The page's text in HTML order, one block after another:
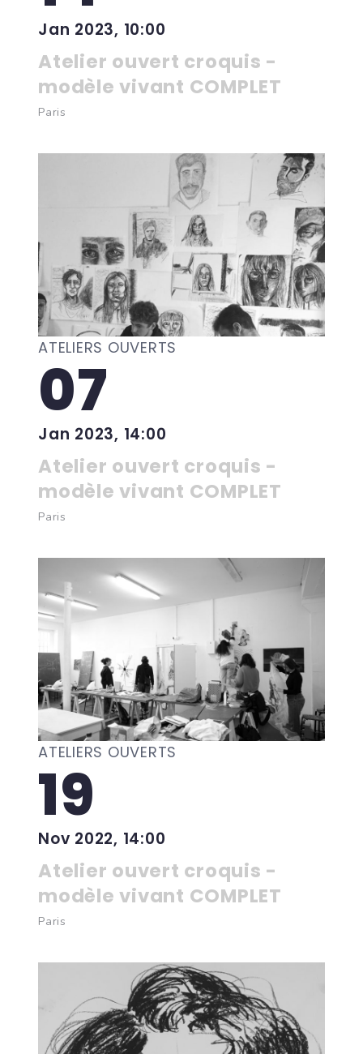
Jan 2023, 10:00
Atelier ouvert croquis -
modèle vivant COMPLET
Paris
ATELIERS OUVERTS
07
Jan 2023, 14:00
Atelier ouvert croquis -
modèle vivant COMPLET
Paris
ATELIERS OUVERTS
19
Nov 2022, 14:00
Atelier ouvert croquis -
modèle vivant COMPLET
Paris